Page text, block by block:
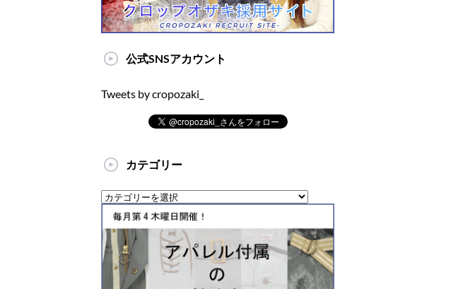
公式SNSアカウント
Tweets by cropozaki_
カテゴリー